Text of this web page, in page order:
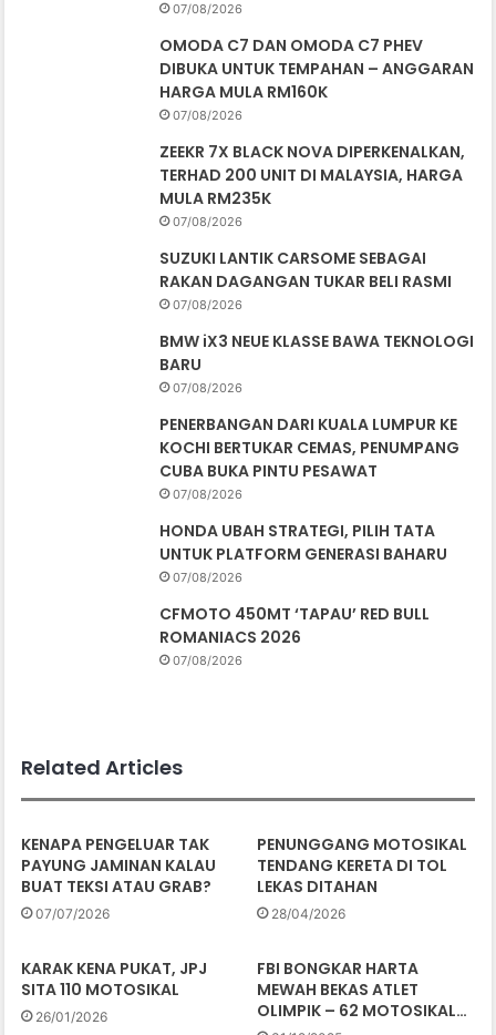
07/08/2026
OMODA C7 DAN OMODA C7 PHEV
DIBUKA UNTUK TEMPAHAN – ANGGARAN
HARGA MULA RM160K
07/08/2026
ZEEKR 7X BLACK NOVA DIPERKENALKAN,
TERHAD 200 UNIT DI MALAYSIA, HARGA
MULA RM235K
07/08/2026
SUZUKI LANTIK CARSOME SEBAGAI
RAKAN DAGANGAN TUKAR BELI RASMI
07/08/2026
BMW iX3 NEUE KLASSE BAWA TEKNOLOGI
BARU
07/08/2026
PENERBANGAN DARI KUALA LUMPUR KE
KOCHI BERTUKAR CEMAS, PENUMPANG
CUBA BUKA PINTU PESAWAT
07/08/2026
HONDA UBAH STRATEGI, PILIH TATA
UNTUK PLATFORM GENERASI BAHARU
07/08/2026
CFMOTO 450MT ‘TAPAU’ RED BULL
ROMANIACS 2026
07/08/2026
Related Articles
KENAPA PENGELUAR TAK
PAYUNG JAMINAN KALAU
BUAT TEKSI ATAU GRAB?
07/07/2026
PENUNGGANG MOTOSIKAL
TENDANG KERETA DI TOL
LEKAS DITAHAN
28/04/2026
KARAK KENA PUKAT, JPJ
SITA 110 MOTOSIKAL
26/01/2026
FBI BONGKAR HARTA
MEWAH BEKAS ATLET
OLIMPIK – 62 MOTOSIKAL…